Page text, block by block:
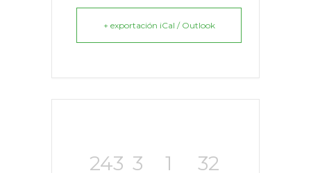
+ exportación iCal / Outlook
243 3 1 32